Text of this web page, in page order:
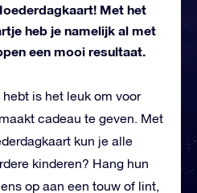
Met het
heb je namelijk al met
een mooi resultaat.
is het leuk om voor
cadeau te geven. Met
kun je alle
kinderen? Hang hun
op aan een touw of lint,